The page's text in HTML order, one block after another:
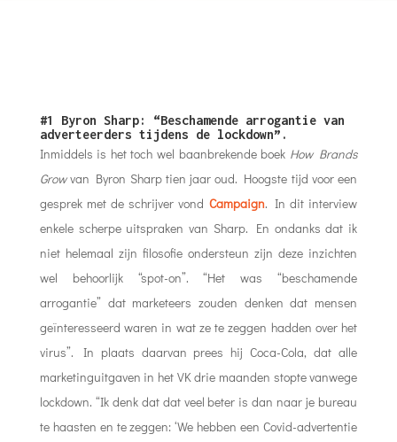
#1 Byron Sharp: “Beschamende arrogantie van
adverteerders tijdens de lockdown”.
Inmiddels is het toch wel baanbrekende boek How Brands
Growvan Byron Sharp tien jaar oud. Hoogste tijd voor een
gesprek met de schrijver vond Campaign. In dit interview
enkele scherpe uitspraken van Sharp. En ondanks dat ik
niet helemaal zijn filosofie ondersteun zijn deze inzichten
wel behoorlijk “spot-on”. “Het was “beschamende
arrogantie” dat marketeers zouden denken dat mensen
geïnteresseerd waren in wat ze te zeggen hadden over het
virus”. In plaats daarvan prees hij Coca-Cola, dat alle
marketinguitgaven in het VK drie maanden stopte vanwege
lockdown. “Ik denk dat dat veel beter is dan naar je bureau
te haasten en te zeggen: ‘We hebben een Covid-advertentie